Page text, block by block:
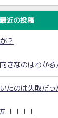
最近の投稿
？
きなのはわか
たのは失敗だ
！！！！